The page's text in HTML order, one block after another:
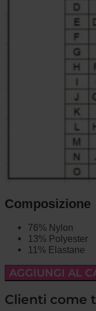
Composizione
76% Nylon
13% Polyester
11% Elastane
AGGIUNGI AL
Clienti come